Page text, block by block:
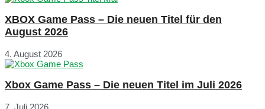
XBOX Game Pass – Die neuen Titel für den
August 2026
4. August 2026
Xbox Game Pass – Die neuen Titel im Juli 2026
7. Juli 2026